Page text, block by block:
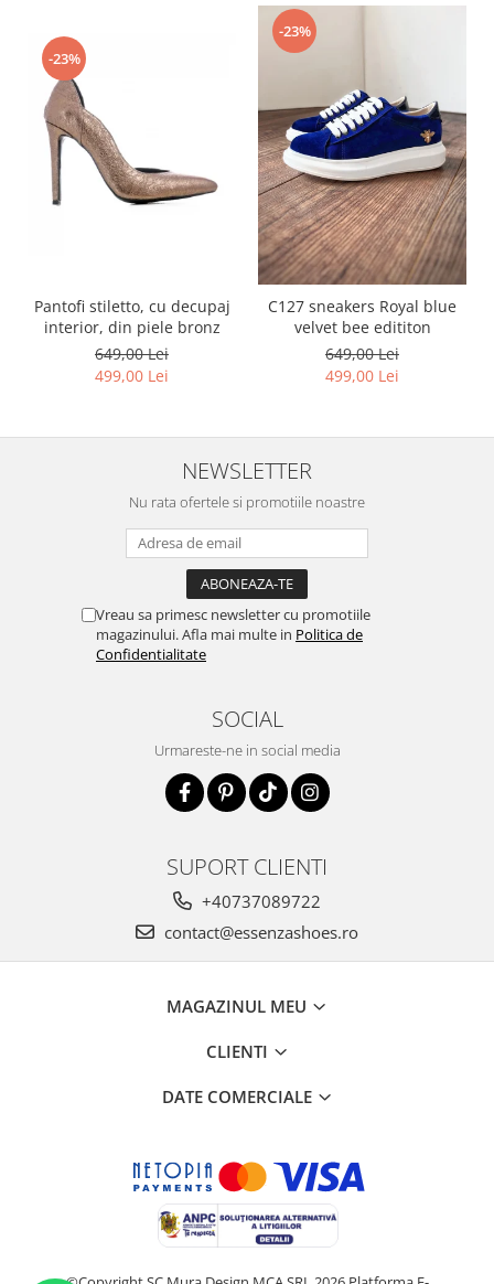
-23%
Pantofi stiletto, cu decupaj
interior, din piele bronz
649,00 Lei
499,00 Lei
-23%
C127 sneakers Royal blue
velvet bee edititon
649,00 Lei
499,00 Lei
NEWSLETTER
Nu rata ofertele si promotiile noastre
Vreau sa primesc newsletter cu promotiile
magazinului. Afla mai multe in Politica de
Confidentialitate
SOCIAL
Urmareste-ne in social media
SUPORT CLIENTI
+40737089722
contact@essenzashoes.ro
MAGAZINUL MEU
CLIENTI
DATE COMERCIALE